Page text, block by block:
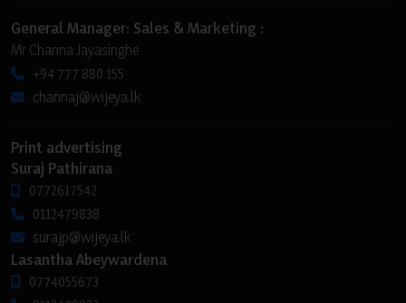
General Manager: Sales & Marketing :
Mr Channa Jayasinghe
+94 777 880 155
channaj@wijeya.lk
Print advertising
Suraj Pathirana
0772617542
0112479838
surajp@wijeya.lk
Lasantha Abeywardena
0774055673